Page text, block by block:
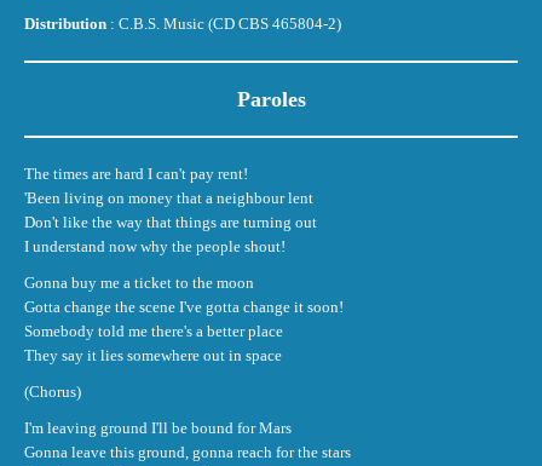
Distribution : C.B.S. Music (CD CBS 465804-2)
Paroles
The times are hard I can't pay rent!
'Been living on money that a neighbour lent
Don't like the way that things are turning out
I understand now why the people shout!
Gonna buy me a ticket to the moon
Gotta change the scene I've gotta change it soon!
Somebody told me there's a better place
They say it lies somewhere out in space
(Chorus)
I'm leaving ground I'll be bound for Mars
Gonna leave this ground, gonna reach for the stars